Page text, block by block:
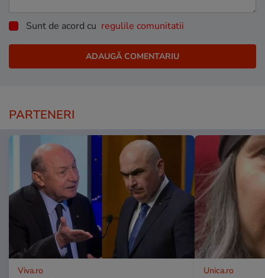
Sunt de acord cu regulile comunitatii
PARTENERI
Viva.ro Unica.ro